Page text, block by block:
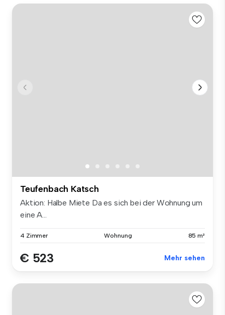
Teufenbach Katsch
Aktion: Halbe Miete Da es sich bei der Wohnung um
eine A...
4 Zimmer Wohnung 85 m²
€ 523 Mehr sehen